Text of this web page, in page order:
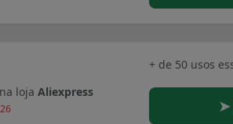
na loja Aliexpress
+ de 50 usos
➤